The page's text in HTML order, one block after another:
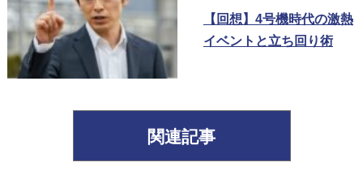
【回想】4号機時代の激熱
イベントと立ち回り術
関連記事